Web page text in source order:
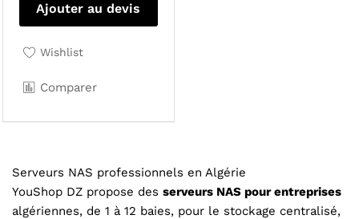
Ajouter au devis
Wishlist
Comparer
Serveurs NAS professionnels en Algérie
YouShop DZ propose des serveurs NAS pour entreprises
algériennes, de 1 à 12 baies, pour le stockage centralisé,